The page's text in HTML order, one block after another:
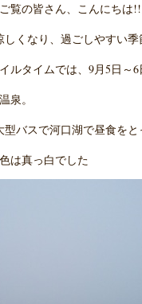
覧の皆さん、こんにちは
くなり、過ごしやすい季
ルタイムでは、9月5日
泉。
バスで河口湖で昼食を
は真っ白でした